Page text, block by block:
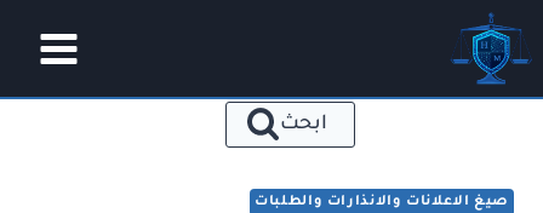
التجاوز
إلى
المحتوى
ابحث
صيغ الاعلانات والانذارات والطلبات